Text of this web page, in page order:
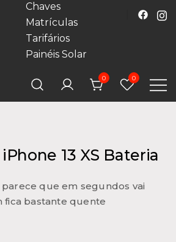
Chaves
Matrículas
Tarifários
Painéis Solar
0 0
13 XS Bateria
que em segundos vai
fica bastante quente